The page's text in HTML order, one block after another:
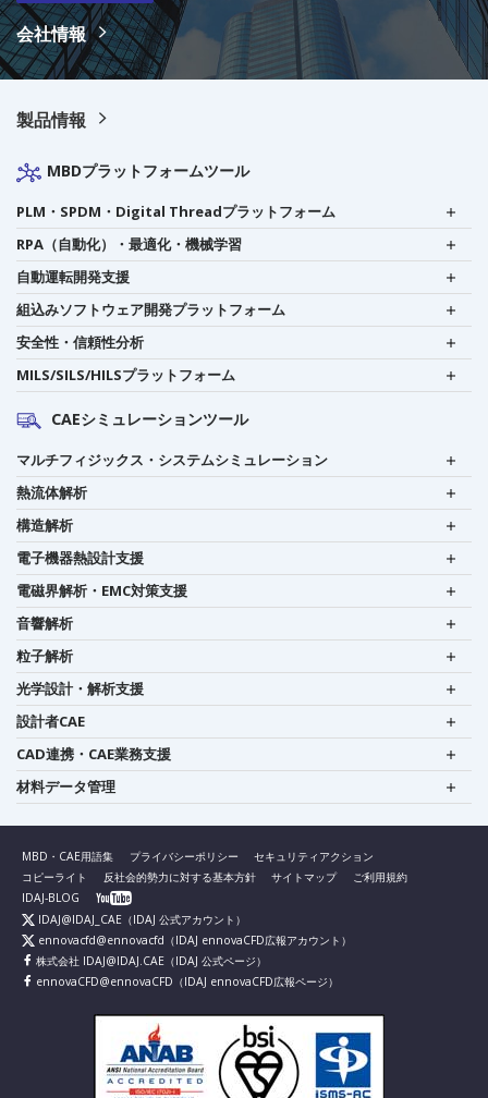
会社情報
製品情報
MBDプラットフォームツール
PLM・SPDM・Digital Threadプラットフォーム
RPA（自動化）・最適化・機械学習
自動運転開発支援
組込みソフトウェア開発プラットフォーム
安全性・信頼性分析
MILS/SILS/HILSプラットフォーム
CAEシミュレーションツール
マルチフィジックス・システムシミュレーション
熱流体解析
構造解析
電子機器熱設計支援
電磁界解析・EMC対策支援
音響解析
粒子解析
光学設計・解析支援
設計者CAE
CAD連携・CAE業務支援
材料データ管理
MBD・CAE用語集 プライバシーポリシー
セキュリティアクション
コピーライト
反社会的勢力に対する基本方針 サイトマップ
ご利用規約
IDAJ-BLOG
IDAJ@IDAJ_CAE （IDAJ 公式アカウント）
ennovacfd@ennovacfd （IDAJ ennovaCFD広報アカウント）
株式会社 IDAJ@IDAJ.CAE （IDAJ 公式ページ）
ennovaCFD@ennovaCFD （IDAJ ennovaCFD広報ページ）